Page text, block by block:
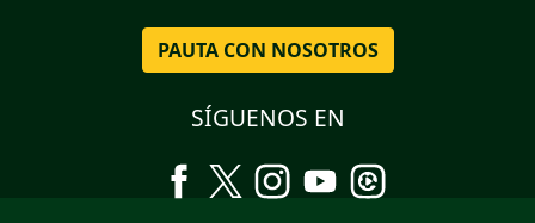
PAUTA CON NOSOTROS
SÍGUENOS EN